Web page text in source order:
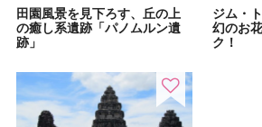
田園風景を見下ろす、丘の上
の癒し系遺跡「パノムルン遺
跡」
ジム・
幻のお
ク！